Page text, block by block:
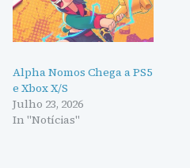
Alpha Nomos Chega a PS5
e Xbox X/S
Julho 23, 2026
In "Notícias"